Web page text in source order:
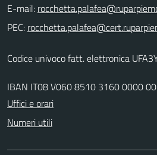
E-mail:
PEC:
Codice univoco fatt. elettronica
IBAN IT08 V060 8510 3160 0000
Uffici e orari
Numeri utili